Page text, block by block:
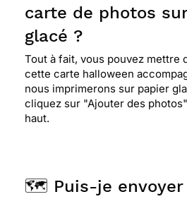
carte de photos
glacé ?
Tout à fait, vous pouvez mettre
cette carte halloween
nous imprimerons sur papier
cliquez sur "Ajouter des
haut.
🗺️ Puis-je envoyer